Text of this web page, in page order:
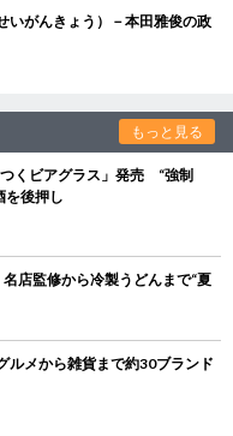
がんきょう）－本田雅俊の政
もっと見る
くビアグラス」発売 “強制
を後押し
店監修から冷製うどんまで“夏
メから雑貨まで約30ブランド